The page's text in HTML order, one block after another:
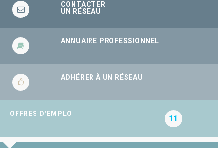
CONTACTER
UN RÉSEAU
ANNUAIRE PROFESSIONNEL
ADHÉRER À UN RÉSEAU
OFFRES D'EMPLOI
11